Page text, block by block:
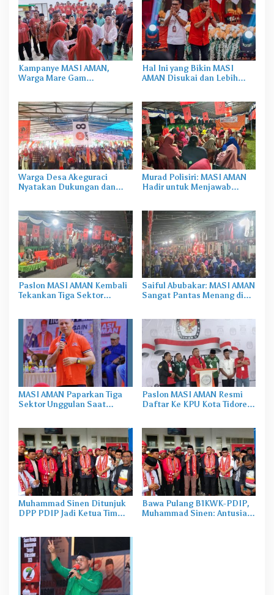
Kampanye MASI AMAN,
Warga Mare Gam
Hal Ini yang Bikin MASI
AMAN Disukai dan Lebih
Warga Desa Akeguraci
Nyatakan Dukungan dan
Murad Polisiri: MASI AMAN
Hadir untuk Menjawab
Paslon MASI AMAN Kembali
Tekankan Tiga Sektor
Saiful Abubakar: MASI AMAN
Sangat Pantas Menang di
MASI AMAN Paparkan Tiga
Sektor Unggulan Saat
Paslon MASI AMAN Resmi
Daftar Ke KPU Kota Tidore
Muhammad Sinen Ditunjuk
DPP PDIP Jadi Ketua Tim
Bawa Pulang B1KWK-PDIP,
Muhammad Sinen: Antusias